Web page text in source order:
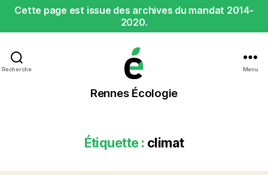
Cette page est issue des archives du mandat 2014-
2020.
Recherche
Rennes
Écologie
Rennes Écologie
Menu
Étiquette : climat